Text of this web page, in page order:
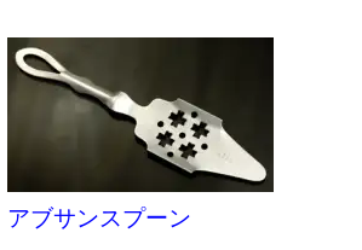
アブサンスプーン